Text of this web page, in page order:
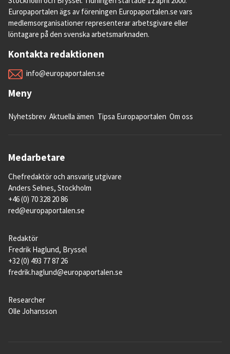
Europaportalen ägs av föreningen Europaportalen.se vars
medlemsorganisationer representerar arbetsgivare eller
löntagare på den svenska arbetsmarknaden.
Kontakta redaktionen
info@europaportalen.se
Meny
Nyhetsbrev Aktuella ämen Tipsa Europaportalen Om oss
Medarbetare
Chefredaktör och ansvarig utgivare
Anders Selnes, Stockholm
+46 (0) 70 328 20 86
red@europaportalen.se
Redaktör
Fredrik Haglund, Bryssel
+32 (0) 493 77 87 26
fredrik.haglund@europaportalen.se
Researcher
Olle Johansson